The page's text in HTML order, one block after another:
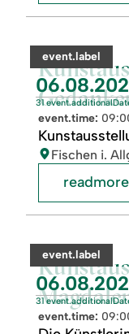
category:
event.label
31
event.time:
location:
Fischen i.
readmore:
"Ursuppe
Gedanken
ohne
Namen"
readmore
category:
event.label
31
event.time:
readmore:
von
Magdalena
Willems-
Pisarek